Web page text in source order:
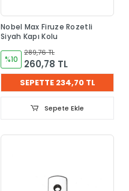
Nobel Max Firuze Rozetli
Siyah Kapı Kolu
%10
289,76 TL
260,78 TL
SEPETTE 234,70 TL
Sepete Ekle